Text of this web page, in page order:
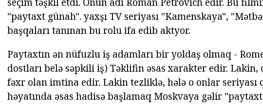
"paytaxt günah". yaxşı TV seriyası "Kamenskaya",
başqaları tanınan bu rolu ifa edib aktyor.
Paytaxtın ən nüfuzlu iş adamları bir yoldaş olmaq -
dostları belə səpkili iş) Təklifin əsas xarakter edir. Lakin,
fəxr olan imtina edir. Lakin tezliklə, hələ o onlar seriyası
həyatında əsas hadisə başlamaq Moskvaya gəlir